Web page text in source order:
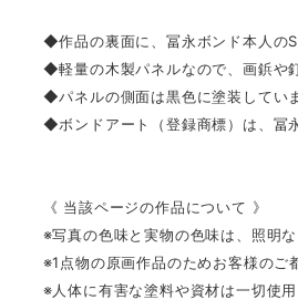
◆作品の裏面に、冨永ボンド本人の
◆軽量の木製パネルなので、画鋲や
◆パネルの側面は黒色に塗装してい
◆ボンドアート（登録商標）は、冨
《 当該ページの作品について 》
※写真の色味と実物の色味は、照明
※1点物の原画作品のためお客様のご
※人体に有害な塗料や資材は一切使